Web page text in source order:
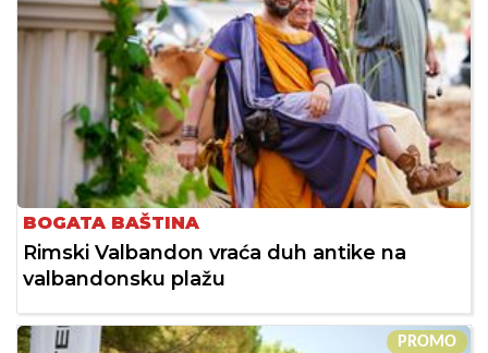
BOGATA BAŠTINA
Rimski Valbandon vraća duh antike na
valbandonsku plažu
PROMO